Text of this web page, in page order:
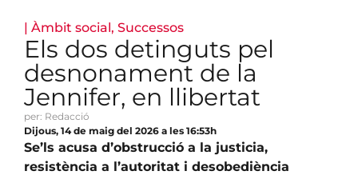
| Àmbit social, Successos
Els dos detinguts pel
desnonament de la
Jennifer, en llibertat
per: Redacció
Dijous, 14 de maig del 2026 a les 16:53h
Se’ls acusa d’obstrucció a la justicia,
resistència a l’autoritat i desobediència